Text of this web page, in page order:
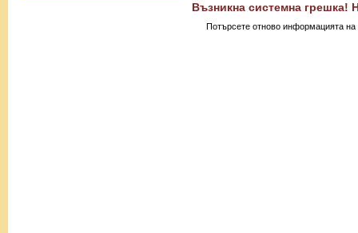
Възникна системна грешка!
Потърсете отново информацията на